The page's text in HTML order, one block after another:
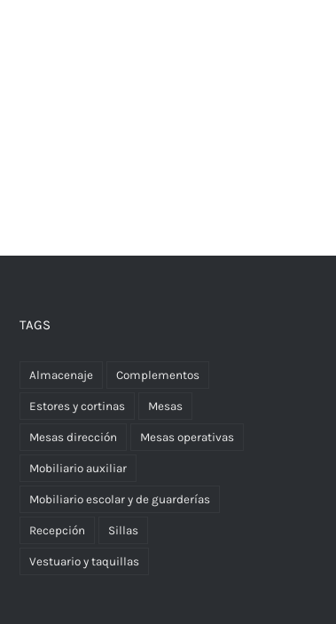
TAGS
Almacenaje Complementos
Estores y cortinas Mesas
Mesas dirección Mesas operativas
Mobiliario auxiliar
Mobiliario escolar y de guarderías
Recepción Sillas
Vestuario y taquillas